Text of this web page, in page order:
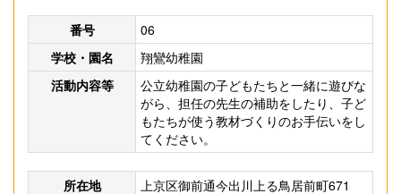
番号
06
学校・園名
翔鸞幼稚園
活動内容等
公立幼稚園の子どもたちと一緒に遊びな
がら、担任の先生の補助をしたり、子ど
もたちが使う教材づくりのお手伝いをし
てください。
所在地 上京区御前通今出川上る鳥居前町671